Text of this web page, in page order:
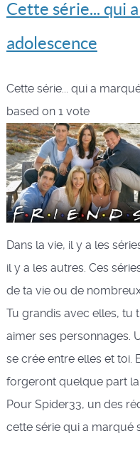
Cette série... qui
adolescence
Cette série... qui a
based on 1vote
Dans la vie, il y a les
il y a les autres. Ces
de ta vie ou de
Tu grandis avec elles, tu
aimer ses personnages.
se crée entre elles et toi.
forgeront quelque part
Pour Spider33, un des
cette série qui a marqué